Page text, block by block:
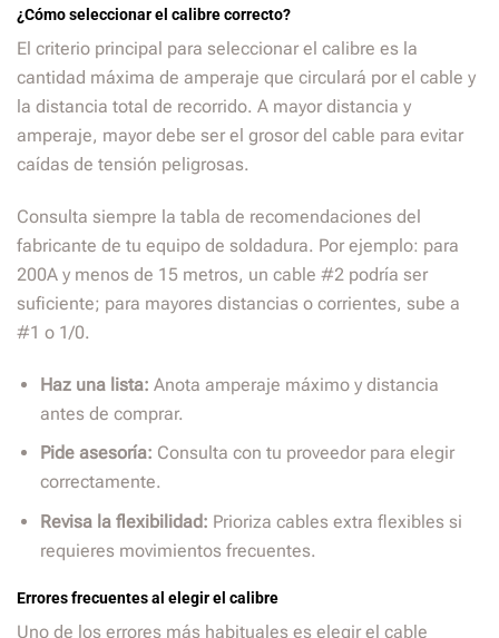
¿Cómo seleccionar el calibre correcto?
El criterio principal para seleccionar el calibre es la
cantidad máxima de amperaje que circulará por el cable y
la distancia total de recorrido. A mayor distancia y
amperaje, mayor debe ser el grosor del cable para evitar
caídas de tensión peligrosas.
Consulta siempre la tabla de recomendaciones del
fabricante de tu equipo de soldadura. Por ejemplo: para
200A y menos de 15 metros, un cable #2 podría ser
suficiente; para mayores distancias o corrientes, sube a
#1 o 1/0.
Haz una lista: Anota amperaje máximo y distancia
antes de comprar.
Pide asesoría: Consulta con tu proveedor para elegir
correctamente.
Revisa la flexibilidad: Prioriza cables extra flexibles si
requieres movimientos frecuentes.
Errores frecuentes al elegir el calibre
Uno de los errores más habituales es elegir el cable